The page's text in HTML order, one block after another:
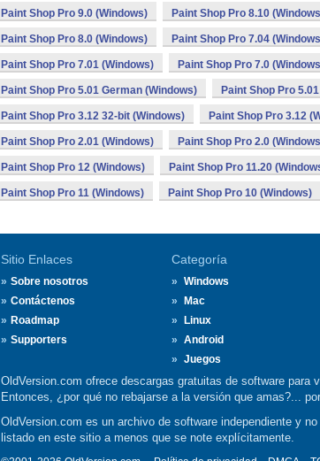
Paint Shop Pro 9.0 (Windows) Paint Shop Pro 8.10
Paint Shop Pro 8.0 (Windows) Paint Shop Pro 7.04
Paint Shop Pro 7.01 (Windows) Paint Shop Pro 7.0
Paint Shop Pro 5.01 German (Windows) Paint Shop Pro
Paint Shop Pro 3.12 32-bit (Windows) Paint Shop Pro 3.12
Paint Shop Pro 2.01 (Windows) Paint Shop Pro 2.0
Paint Shop Pro 12 (Windows) Paint Shop Pro 11.20
Paint Shop Pro 11 (Windows) Paint Shop Pro 10 (Windows)
Sitio Enlaces
Sobre nosotros
Contáctenos
Roadmap
Supporters
Categoría
Windows
Mac
Linux
Android
Juegos
OldVersion.com ofrece descargas gratuitas de software para
Entonces, ¿por qué no rebajarse a la versión que amas?...
OldVersion.com es un archivo de software independiente y
listado en este sitio a menos que se note explícitamente.